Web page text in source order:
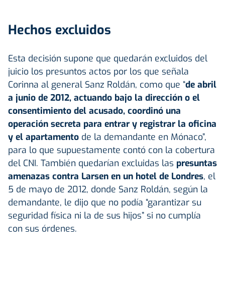
Hechos excluidos
Esta decisión supone que quedarán excluidos del
juicio los presuntos actos por los que señala
Corinna al general Sanz Roldán, como que “de abril
a junio de 2012, actuando bajo la dirección o el
consentimiento del acusado, coordinó una
operación secreta para entrar y registrar la oficina
y el apartamento de la demandante en Mónaco”,
para lo que supuestamente contó con la cobertura
del CNI. También quedarían excluidas las presuntas
amenazas contra Larsen en un hotel de Londres, el
5 de mayo de 2012, donde Sanz Roldán, según la
demandante, le dijo que no podía “garantizar su
seguridad física ni la de sus hijos” si no cumplía
con sus órdenes.